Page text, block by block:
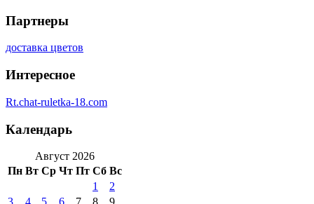
Партнеры
доставка цветов
Интересное
Rt.chat-ruletka-18.com
Календарь
Август 2026
Пн Вт Ср Чт Пт Сб Вс
1
2